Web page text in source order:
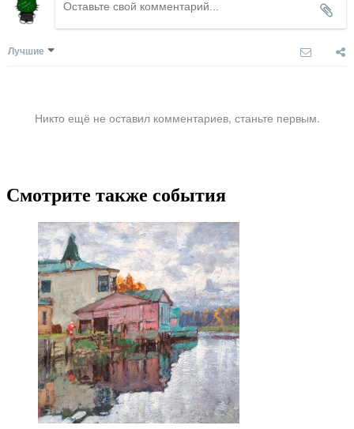
Лучшие
Никто ещё не оставил комментариев, станьте первым.
Смотрите также события